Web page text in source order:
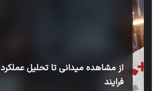
از مشاهده میدانی تا تحلیل عملکرد
فرایند